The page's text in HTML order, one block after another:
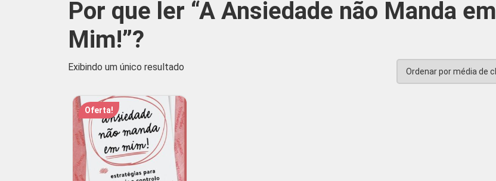
Por que ler “A Ansiedade não Manda em
Mim!”?
Exibindo um único resultado
Oferta!